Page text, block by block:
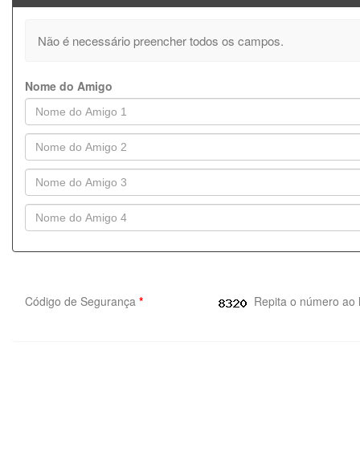
Não é necessário preencher todos os campos.
Nome do Amigo
Código de Segurança * Repita o número ao